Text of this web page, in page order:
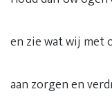
en zie wat wij met
aan zorgen en